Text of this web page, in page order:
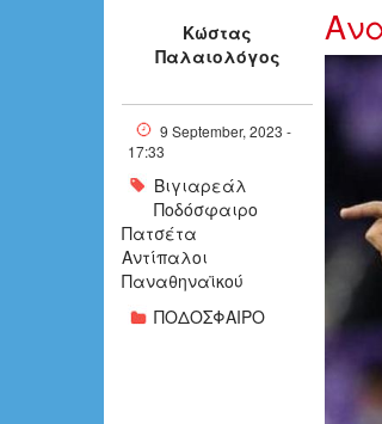
Κώστας
Παλαιολόγος
9 September, 2023 -
17:33
Βιγιαρεάλ
Ποδόσφαιρο
Πατσέτα
Αντίπαλοι
Παναθηναϊκού
ΠΟΔΟΣΦΑΙΡΟ